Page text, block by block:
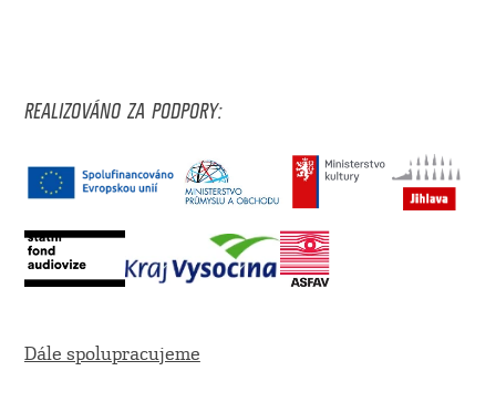
REALIZOVÁNO ZA PODPORY:
Dále spolupracujeme